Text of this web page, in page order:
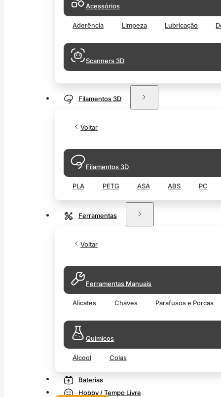
Acessórios
Aderência Limpeza Lubricação
Scanners 3D
Filamentos 3D
Voltar
Filamentos 3D
PLA PETG ASA ABS PC
Ferramentas
Voltar
Ferramentas Manuais
Alicates Chaves Parafusos e Porcas
Químicos
Álcool Colas
Baterias
Hobby / Tempo Livre